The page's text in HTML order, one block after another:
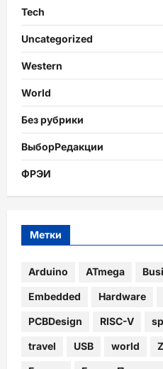
Tech
Uncategorized
Western
World
Без рубрики
ВыборРедакции
ФРЭИ
Метки
Arduino ATmega
Embedded Hardware
PCBDesign RISC-V
travel USB world